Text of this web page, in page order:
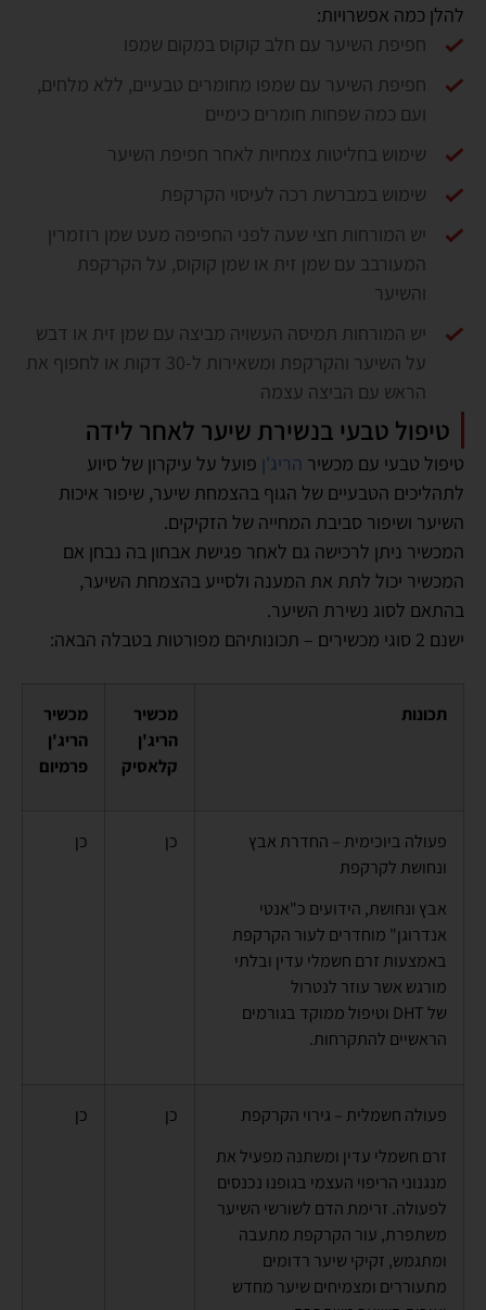
להלן כמה אפשרויות:
חפיפת השיער עם חלב קוקוס במקום שמפו
חפיפת השיער עם שמפו מחומרים טבעיים, ללא מלחים,
ועם כמה שפחות חומרים כימיים
שימוש בחליטות צמחיות לאחר חפיפת השיער
שימוש במברשת רכה לעיסוי הקרקפת
יש המורחות חצי שעה לפני החפיפה מעט שמן רוזמרין
המעורבב עם שמן זית או שמן קוקוס, על הקרקפת
והשיער
יש המורחות תמיסה העשויה מביצה עם שמן זית או דבש
על השיער והקרקפת ומשאירות ל-30 דקות או לחפוף את
הראש עם הביצה עצמה
טיפול טבעי בנשירת שיער לאחר לידה
טיפול טבעי עם מכשיר הריג'ן פועל על עיקרון של סיוע
לתהליכים הטבעיים של הגוף בהצמחת שיער, שיפור איכות
השיער ושיפור סביבת המחייה של הזקיקים.
המכשיר ניתן לרכישה גם לאחר פגישת אבחון בה נבחן אם
המכשיר יכול לתת את המענה ולסייע בהצמחת השיער,
בהתאם לסוג נשירת השיער.
ישנם 2 סוגי מכשירים – תכונותיהם מפורטות בטבלה הבאה:
תכונות
מכשיר
הריג'ן
קלאסיק
מכשיר
הריג'ן
פרמיום
פעולה ביוכימית – החדרת אבץ
ונחושת לקרקפת
אבץ ונחושת, הידועים כ"אנטי
אנדרוגן" מוחדרים לעור הקרקפת
באמצעות זרם חשמלי עדין ובלתי
מורגש אשר עוזר לנטרול
שלDHT וטיפול ממוקד בגורמים
הראשיים להתקרחות.
כן כן
פעולה חשמלית – גירוי הקרקפת
זרם חשמלי עדין ומשתנה מפעיל את
מנגנוני הריפוי העצמי בגופנו נכנסים
לפעולה. זרימת הדם לשורשי השיער
משתפרת, עור הקרקפת מתעבה
ומתגמש, זקיקי שיער רדומים
מתעוררים ומצמיחים שיער מחדש
כן כן